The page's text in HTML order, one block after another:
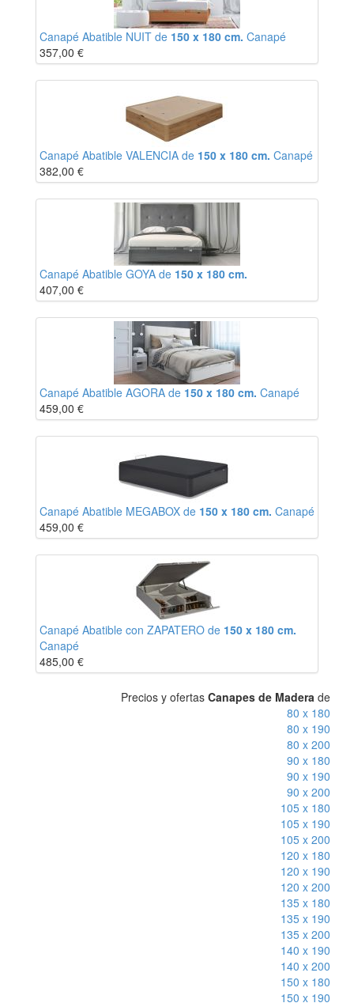
Canapé Abatible NUIT de 150 x 180 cm. Canapé
357,00 €
Canapé Abatible VALENCIA de 150 x 180 cm. Canapé
382,00 €
Canapé Abatible GOYA de 150 x 180 cm.
407,00 €
Canapé Abatible AGORA de 150 x 180 cm. Canapé
459,00 €
Canapé Abatible MEGABOX de 150 x 180 cm. Canapé
459,00 €
Canapé Abatible con ZAPATERO de 150 x 180 cm.
Canapé
485,00 €
Precios y ofertas Canapes de Madera de
80 x 180
80 x 190
80 x 200
90 x 180
90 x 190
90 x 200
105 x 180
105 x 190
105 x 200
120 x 180
120 x 190
120 x 200
135 x 180
135 x 190
135 x 200
140 x 190
140 x 200
150 x 180
150 x 190